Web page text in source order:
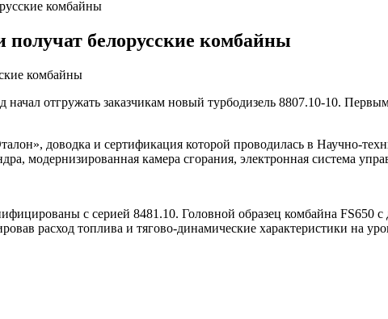
комбайны
белорусские комбайны
отгружать заказчикам новый турбодизель 8807.10-10.
доводка и сертификация которой проводилась в Научно-
модернизированная камера сгорания, электронная система
с серией 8481.10. Головной образец комбайна FS650
расход топлива и тягово-динамические характеристики на